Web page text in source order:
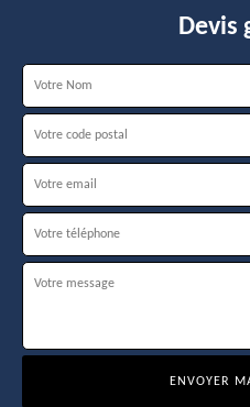
Devis